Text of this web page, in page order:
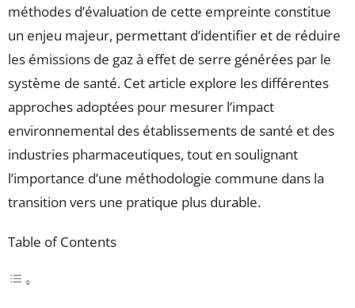
méthodes d’évaluation de cette empreinte constitue
un enjeu majeur, permettant d’identifier et de réduire
les émissions de gaz à effet de serre générées par le
système de santé. Cet article explore les différentes
approches adoptées pour mesurer l’impact
environnemental des établissements de santé et des
industries pharmaceutiques, tout en soulignant
l’importance d’une méthodologie commune dans la
transition vers une pratique plus durable.
Table of Contents